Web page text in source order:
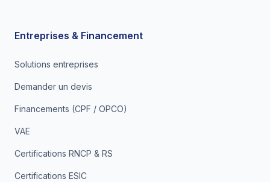
Entreprises & Financement
Solutions entreprises
Demander un devis
Financements (CPF / OPCO)
VAE
Certifications RNCP & RS
Certifications ESIC